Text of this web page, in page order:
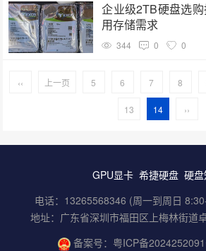
硬盘质量(130)
GPU服务器(130)
希捷SSD(125)
NAS专用硬盘(120)
企业级2TB硬盘选
用存储需求
344 0 0
‹‹ 上一页 5 6 7 8
13 14 ››
GPU显卡 希捷硬盘 硬
电话：13265568346 (周一到周日
地址：广东省深圳市福田区上梅林街道
备案号： 粤ICP备